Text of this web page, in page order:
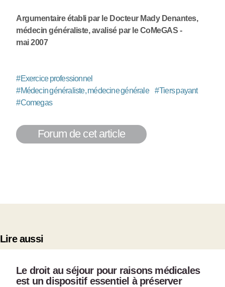
Argumentaire établi par le Docteur Mady Denantes,
médecin généraliste, avalisé par le CoMeGAS -
mai 2007
#Exercice professionnel
#Médecin généraliste, médecine générale #Tiers payant
#Comegas
Forum de cet article
Lire aussi
Le droit au séjour pour raisons médicales
est un dispositif essentiel à préserver